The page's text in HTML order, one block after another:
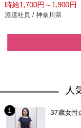
時給1,700円～1,900円
派遣社員 / 神奈川県
人
37歳女性